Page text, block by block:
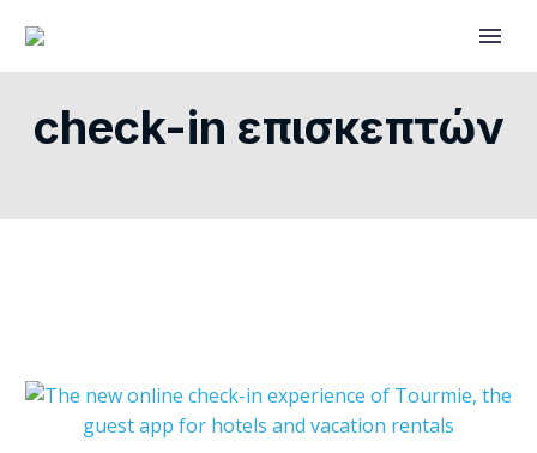
check-in επισκεπτών